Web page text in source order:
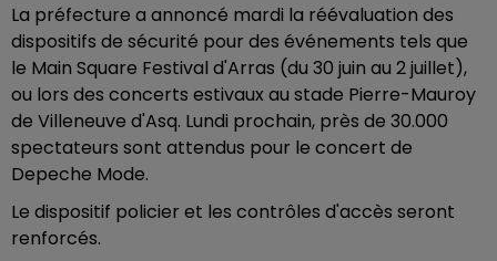
La préfecture a annoncé mardi la réévaluation des
dispositifs de sécurité pour des événements tels que
le Main Square Festival d'Arras (du 30 juin au 2 juillet),
ou lors des concerts estivaux au stade Pierre-Mauroy
de Villeneuve d'Asq. Lundi prochain, près de 30.000
spectateurs sont attendus pour le concert de
Depeche Mode.
Le dispositif policier et les contrôles d'accès seront
renforcés.